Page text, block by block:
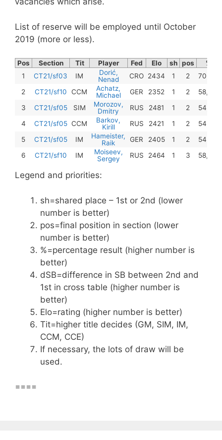
List of reserve will be employed until October
2019 (more or less).
Pos Section Tit Player Fed Elo sh pos
%
1
CT21/sf03 IM
Dorić,
Nenad
CRO 2434 1 2
70,8%
2
CT21/sf10 CCM
Achatz,
Michael
GER 2352 1 2
58,3%
3
CT21/sf05 SIM
Morozov,
Dmitry
RUS 2481 1 2
54,2%
4
CT21/sf05 CCM
Barkov,
Kirill
RUS 2421 1 2
54,2%
5
CT21/sf05 IM
Hameister,
Raik
GER 2405 1 2
54,2%
6
CT21/sf10 IM
Moiseev,
Sergey
RUS 2464 1 3 58,3%
Legend and priorities:
sh=shared place – 1st or 2nd (lower
number is better)
pos=final position in section (lower
number is better)
%=percentage result (higher number is
better)
dSB=difference in SB between 2nd and
1st in cross table (higher number is
better)
Elo=rating (higher number is better)
Tit=higher title decides (GM, SIM, IM,
CCM, CCE)
If necessary, the lots of draw will be
used.
====